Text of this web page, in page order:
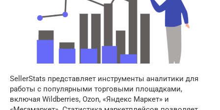
SellerStats представляет инструменты аналитики для
работы с популярными торговыми площадками,
включая Wildberries, Ozon, «Яндекс Маркет» и